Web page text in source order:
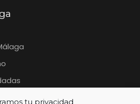
tu privacidad